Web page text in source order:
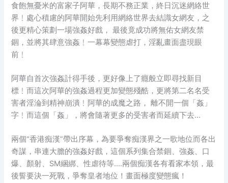
食飽無憂米的富家子阿華，長期不務正業，終日沉迷網絡世
界﹗處心積慮的阿華開始先利用網絡世界去結識女網友，之
後更精心策劃一場強姦好戲， 最後竟成功將無佑女網友禁
錮，並將其肆意強姦﹗一幕幕變態虐打，淫亂畫面盡現眼
前﹗
阿華自首次強姦計得手後，更好像上了癮般立即尋找新目
標﹗而這次阿華的強姦過程更加變態殘酷，更將第二名名受
害者淫淪到精神崩潰﹗阿華的成魔之路， 離不開一個「姦」
字﹗而這個「姦」，將會隨著更多的受害者而延續下去…
兩個“香港痴漢”帶出序幕，為要爭奪痴漢界之一歌地位而各出
奇謀，串連大膽的強姦好戲，這個系列集合禁錮、強姦、口
爆、顏射、SM綑綁、性虐待等.…兩個痴漢各有看家本領，最
後誓要決一死戰，爭奪皇者地位！畫面極度變態瘋！